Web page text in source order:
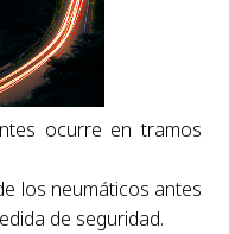
ocurre en tramos
los neumáticos antes
de seguridad.